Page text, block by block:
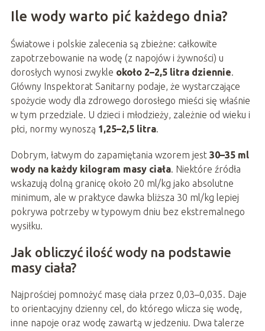
Ile wody warto pić każdego dnia?
Światowe i polskie zalecenia są zbieżne: całkowite
zapotrzebowanie na wodę (z napojów i żywności) u
dorosłych wynosi zwykle około 2–2,5 litra dziennie.
Główny Inspektorat Sanitarny podaje, że wystarczające
spożycie wody dla zdrowego dorosłego mieści się właśnie
w tym przedziale. U dzieci i młodzieży, zależnie od wieku i
płci, normy wynoszą 1,25–2,5 litra.
Dobrym, łatwym do zapamiętania wzorem jest 30–35 ml
wody na każdy kilogram masy ciała. Niektóre źródła
wskazują dolną granicę około 20 ml/kg jako absolutne
minimum, ale w praktyce dawka bliższa 30 ml/kg lepiej
pokrywa potrzeby w typowym dniu bez ekstremalnego
wysiłku.
Jak obliczyć ilość wody na podstawie
masy ciała?
Najprościej pomnożyć masę ciała przez 0,03–0,035. Daje
to orientacyjny dzienny cel, do którego wlicza się wodę,
inne napoje oraz wodę zawartą w jedzeniu. Dwa talerze